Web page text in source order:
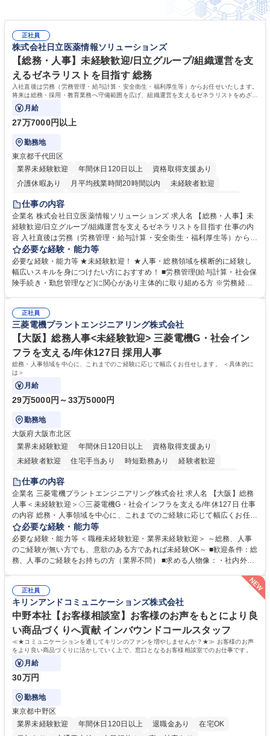
正社員
株式会社日立医薬情報ソリューションズ
【総務・人事】未経験歓迎/日立グループ/組織運営を支
えるゼネラリストを目指す 総務
入社直後は労務（労務管理・給与計算・安全衛生・福利厚生等）からお任せいたします。
将来は総務・採用・教育業務へ守備範囲を広げ、組織運営を支えるゼネラリストをめざせ
ます。
月給
27万7000円以上
勤務地
東京都千代田区
業界未経験歓迎
年間休日120日以上
資格取得支援あり
介護休暇あり
月平均残業時間20時間以内
未経験者歓迎
住宅手当あり
育休あり
完全週休2日制 交通費支給 土日祝休み 寮・社宅あり
仕事の内容
企業名 株式会社日立医薬情報ソリューションズ 求人名 【総務・人事】未
経験歓迎/日立グループ/組織運営を支えるゼネラリストを目指す 仕事の内
容 入社直後は労務（労務管理・給与計算・安全衛生・福利厚生等）からお
任せいたします。将来は総務・採用・教育業務へ守備範囲を広げ、組織運
営を支えるゼネラリストをめざせます。 ・初期業務：労働時間管理、給与
計算、社会保険対応、福利厚生管理、安全衛生、健康経営推進等をお任せ
します。ご経験に応じて、休職者管理など、幅広く経験を積んでいただき
幅広く経験を積みたい意欲がある方に最適な環境です。 募集職種 【総
務・人事】未経験歓迎/日立グループ/組織運営を支えるゼネラリストを目
指す
必要な経験・能力等
必要な経験・能力等 ★未経験歓迎！ ★人事・総務領域を横断的に経験し
幅広いスキルを身につけたい方におすすめ！ ■労務管理(給与計算・社会保
険手続き・勤怠管理など)に関心があり主体的に取り組める方 ※労務経験
のご経験 ■労務管理（給与計算・社会保険手続き・勤怠管理など）の経験
■衛生管理者の資格をお持ちの方 学歴・資格 学歴：大学院 大学 高専 短大
専修学校 高校 語学力： 資格：
正社員
三菱電機プラントエンジニアリング株式会社
【大阪】総務人事<未経験歓迎> 三菱電機G・社会イン
フラを支える/年休127日 採用人事
総務・人事領域を中心に、これまでのご経験に応じて幅広くお任せします。 ＜具体的に
は＞
月給
29万5000円～33万5000円
勤務地
大阪府大阪市北区
業界未経験歓迎
年間休日120日以上
資格取得支援あり
未経験者歓迎
住宅手当あり 時短勤務あり
経験者歓迎
退職金あり
駅近5分以内
土日祝休み 服装自由 寮・社宅あり 食事補助あり
仕事の内容
企業名 三菱電機プラントエンジニアリング株式会社 求人名 【大阪】総務
人事＜未経験歓迎＞◇三菱電機G・社会インフラを支える/年休127日 仕事
の内容 総務・人事領域を中心に、これまでのご経験に応じて幅広くお任せ
します。 ＜具体的には＞ ・総務/人事労務（給与・社保・勤怠管理など）
・採用・教育研修 ・福利厚生運用 など ※基本的には事務所勤務ですが、
採用や教育等の業務内容により、関西圏以外への日帰り・宿泊を伴う国内
出張もございます。 ※担当業務を持ちつつ、お互いに助け合いながら、総
総務人事＜未経験歓迎＞◇三菱電機G・社会インフラを支える/年休127日
必要な経験・能力等
必要な経験・能力等 ＜職種未経験歓迎・業界未経験歓迎＞ ～総務、人事
のご経験が無い方でも、意欲のある方であれば未経験OK～ ■歓迎条件：総
務、人事のご経験をお持ちの方（業界不問） ■求める人物像：・社内外の
ミュニケーション能力を持っている方 ・人事総務領域に興味がありゼネラ
正社員
キリンアンドコミュニケーションズ株式会社
中野本社【お客様相談室】お客様のお声をもとにより良
い商品づくりへ貢献 インバウンドコールスタッフ
≪★コミュニケーションを通してキリンのファンを増やしませんか？★≫ お客様のお声
をより良い商品づくりに活かしていく上で、窓口となるお客様相談室でのお仕事です。
月給
30万円
勤務地
東京都中野区
業界未経験歓迎
年間休日120日以上 退職金あり
在宅OK